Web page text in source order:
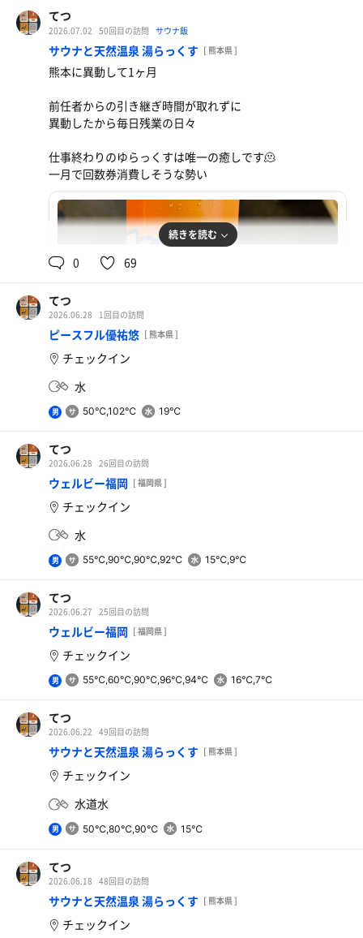
てつ
2026.07.02 50回目の訪問 サウナ飯
サウナと天然温泉 湯らっくす [ 熊本県 ]
熊本に異動して1ヶ月
前任者からの引き継ぎ時間が取れずに
異動したから毎日残業の日々
仕事終わりのゆらっくすは唯一の癒しです🫠
一月で回数券消費しそうな勢い
110円。数年ぶりの購入
水道水
続きを読む
0 69
てつ
2026.06.28 1回目の訪問
ピースフル優祐悠 [ 熊本県 ]
チェックイン
水
男 50℃,102℃ 19℃
てつ
2026.06.28 26回目の訪問
ウェルビー福岡 [ 福岡県 ]
チェックイン
水
男 55℃,90℃,90℃,92℃ 15℃,9℃
てつ
2026.06.27 25回目の訪問
ウェルビー福岡 [ 福岡県 ]
チェックイン
男 55℃,60℃,90℃,96℃,94℃ 16℃,7℃
てつ
2026.06.22 49回目の訪問
サウナと天然温泉 湯らっくす [ 熊本県 ]
チェックイン
水道水
男 50℃,80℃,90℃ 15℃
てつ
2026.06.18 48回目の訪問
サウナと天然温泉 湯らっくす [ 熊本県 ]
チェックイン